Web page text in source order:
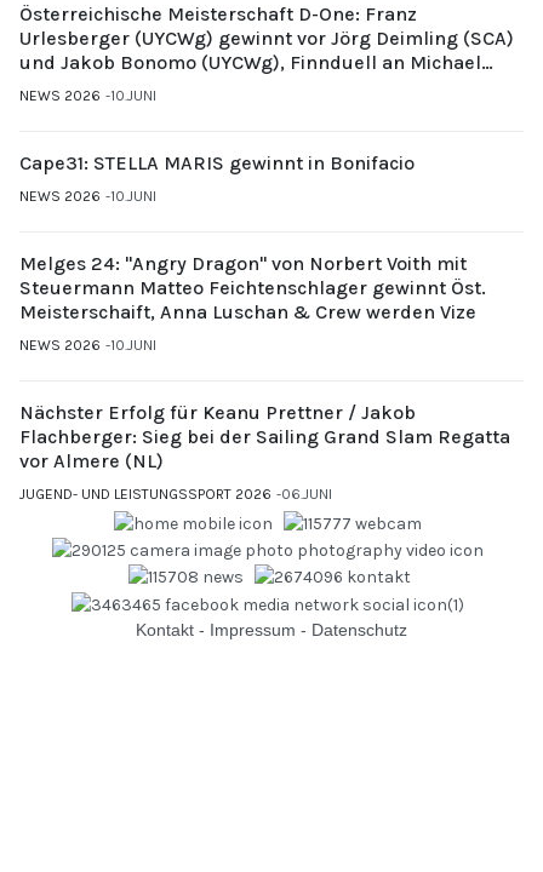
Österreichische Meisterschaft D-One: Franz
Urlesberger (UYCWg) gewinnt vor Jörg Deimling (SCA)
und Jakob Bonomo (UYCWg), Finnduell an Michael
Gubi (UYCMo)
NEWS 2026 10.JUNI
Cape31: STELLA MARIS gewinnt in Bonifacio
NEWS 2026 10.JUNI
Melges 24: "Angry Dragon" von Norbert Voith mit
Steuermann Matteo Feichtenschlager gewinnt Öst.
Meisterschaift, Anna Luschan & Crew werden Vize
NEWS 2026 10.JUNI
Nächster Erfolg für Keanu Prettner / Jakob
Flachberger: Sieg bei der Sailing Grand Slam Regatta
vor Almere (NL)
JUGEND- UND LEISTUNGSSPORT 2026 06.JUNI
Kontakt - Impressum - Datenschutz